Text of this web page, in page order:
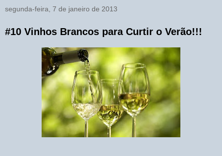
segunda-feira, 7 de janeiro de 2013
#10 Vinhos Brancos para Curtir o Verão!!!